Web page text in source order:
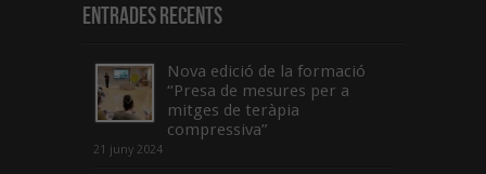
Entrades recents
Nova edició de la formació
“Presa de mesures per a
mitges de teràpia
compressiva”
21 juny 2024